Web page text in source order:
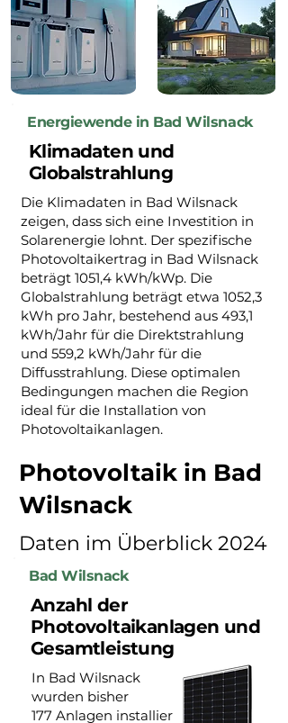
Energiewende in Bad Wilsnack
Klimadaten und
Globalstrahlung
Die Klimadaten in Bad Wilsnack
zeigen, dass sich eine Investition in
Solarenergie lohnt. Der spezifische
Photovoltaikertrag in Bad Wilsnack
beträgt 1051,4 kWh/kWp. Die
Globalstrahlung beträgt etwa 1052,3
kWh pro Jahr, bestehend aus 493,1
kWh/Jahr für die Direktstrahlung
und 559,2 kWh/Jahr für die
Diffusstrahlung. Diese optimalen
Bedingungen machen die Region
ideal für die Installation von
Photovoltaikanlagen.
Photovoltaik in Bad
Wilsnack
Daten im Überblick 2024
Bad Wilsnack
Anzahl der
Photovoltaikanlagen und
Gesamtleistung
In Bad Wilsnack
wurden bisher
177 Anlagen installier